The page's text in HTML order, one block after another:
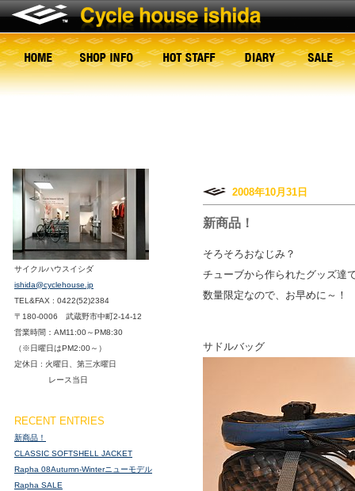
2008年10月31日
新商品！
そろそろおなじみ？
チューブから作られたグッズ達
数量限定なので、お早めに～！
サドルバッグ
サイクルハウスイシダ
ishida@cyclehouse.jp
TEL&FAX : 0422(52)2384
〒180-0006 武蔵野市中町2-14-12
営業時間：AM11:00～PM8:30
（※日曜日はPM2:00～）
定休日 : 火曜日、第三水曜日
レース当日
RECENT ENTRIES
新商品！
CLASSIC SOFTSHELL JACKET
Rapha 08Autumn-Winterニューモデル
Rapha SALE